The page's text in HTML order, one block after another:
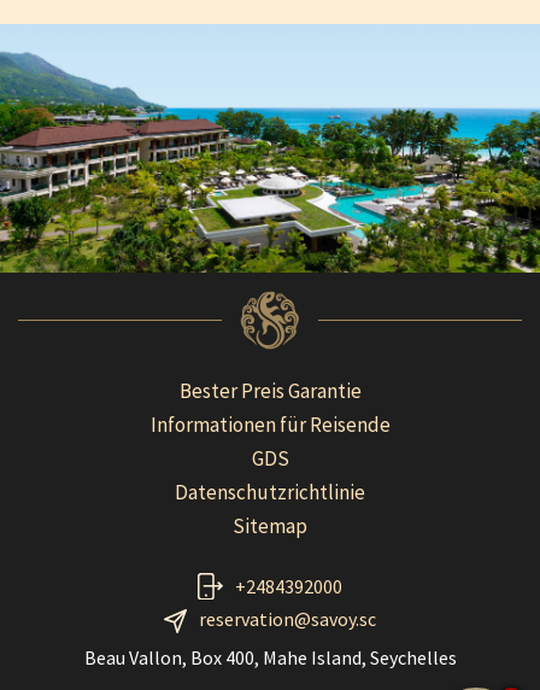
Bester Preis Garantie
Informationen für Reisende
GDS
Datenschutzrichtlinie
Sitemap
+2484392000
reservation@savoy.sc
Beau Vallon, Box 400, Mahe Island, Seychelles